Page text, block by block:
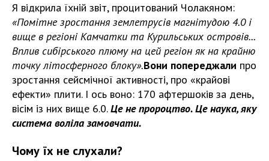
Я відкрила їхній звіт, процитований Чолакяном:
«Помітне зростання землетрусів магнітудою 4.0 і
вище в регіоні Камчатки та Курильських островів...
Вплив сибірського плюму на цей регіон як на крайню
точку літосферного блоку».Вони попереджали про
зростання сейсмічної активності, про «крайові
ефекти» плити. І ось воно: 170 афтершоків за день,
вісім із них вище 6.0.Це не пророцтво. Це наука, яку
система воліла замовчати.
Чому їх не слухали?